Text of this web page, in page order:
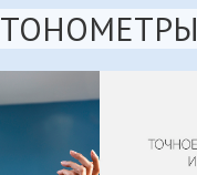
ТОНОМЕТРЫ